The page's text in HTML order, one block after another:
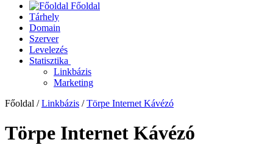
Főoldal
Tárhely
Domain
Szerver
Levelezés
Statisztika
Linkbázis
Marketing
Főoldal /Linkbázis /Törpe Internet Kávézó
Törpe Internet Kávézó